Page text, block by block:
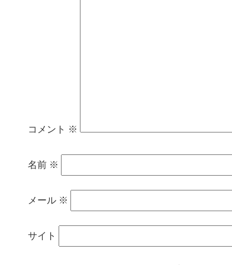
コメント ※
名前 ※
メール ※
サイト